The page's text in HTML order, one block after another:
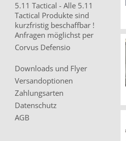
5.11 Tactical - Alle 5.11
Tactical Produkte sind
kurzfristig beschaffbar !
Anfragen möglichst per
Corvus Defensio
Downloads und Flyer
Versandoptionen
Zahlungsarten
Datenschutz
AGB